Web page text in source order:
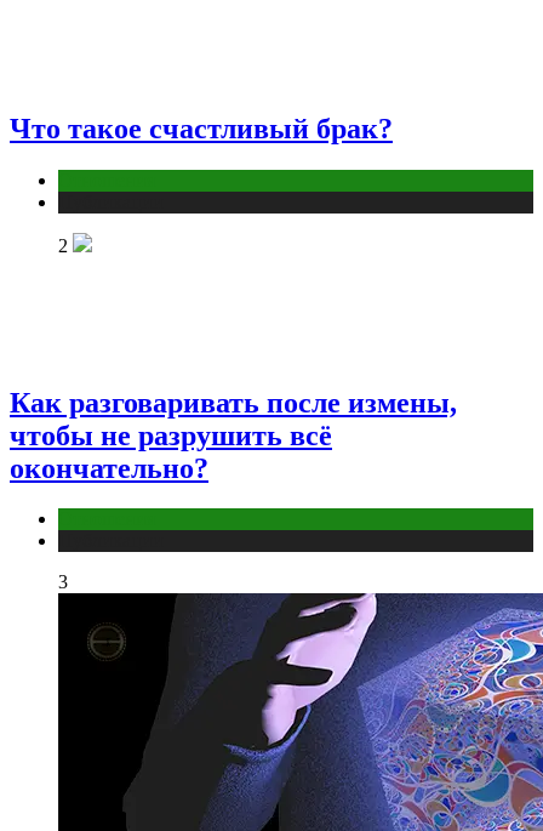
Что такое счастливый брак?
2
Как разговаривать после измены,
чтобы не разрушить всё
окончательно?
3